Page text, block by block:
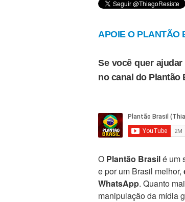
APOIE O PLANTÃO
Se você quer
no canal do Plantão
O Plantão Brasilé um
e por um Brasil melhor,
WhatsApp. Quanto
manipulação da mídia